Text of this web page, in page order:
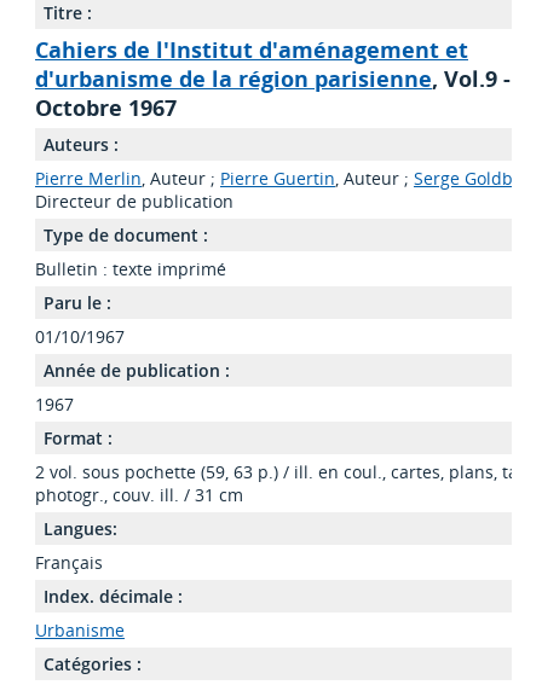
Titre :
Cahiers de l'Institut d'aménagement et
d'urbanisme de la région parisienne, Vol.9 -
Octobre 1967
Auteurs :
Pierre Merlin, Auteur ; Pierre Guertin, Auteur ; Serge Goldberg
Directeur de publication
Type de document :
Bulletin : texte imprimé
Paru le :
01/10/1967
Année de publication :
1967
Format :
2 vol. sous pochette (59, 63 p.) / ill. en coul., cartes, plans, tabl.,
photogr., couv. ill. / 31 cm
Langues:
Français
Index. décimale :
Urbanisme
Catégories :